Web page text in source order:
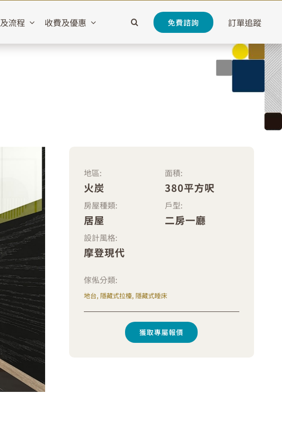
流程 收費及優惠 免費諮詢 訂單追蹤
地區:
火炭
面積:
380平方呎
房屋種類:
居屋
戶型:
二房一廳
設計風格:
摩登現代
傢俬分類:
地台, 隱藏式拉檯, 隱藏式睡床
獲取專屬報價